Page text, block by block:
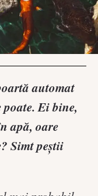
automat
Ei bine,
apă, oare
Simt peștii